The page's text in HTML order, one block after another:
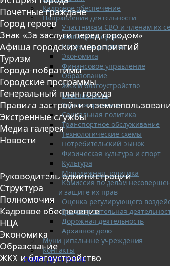
Кадровое обеспечение
Направления деятельности
Участникам СВО и членам их
Жилищная сфера
Наружная реклама
Экономика
Финансовое управление
Образование
ЖКХ и благоустройство
Безопасность
Здравоохранение
Социальная политика
Транспортное обслуживание
Технологические схемы
Потребительский рынок
Физическая культура и спорт
Культура
Молодежная политика
Комиссия по делам
и защите их прав
Оценка регулирующего
Градостроительная
Дорожная деятельность
Архивное дело
Муниципальные учреждения
Контакты
СОВЕТ ДЕПУТАТОВ
Почетные граждане
Город героев
Знак «За заслуги перед городом»
Афиша городских мероприятий
Туризм
Города-побратимы
Городские программы
Генеральный план города
Правила застройки и
Экстренные службы
Медиа галерея
Новости
Руководитель администрации
Структура
Полномочия
Кадровое обеспечение
НЦА
Экономика
Образование
ЖКХ и благоустройство